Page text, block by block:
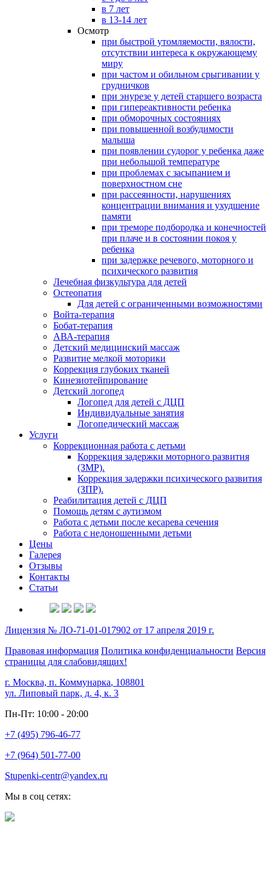
в 7 лет
в 13-14 лет
Осмотр
при быстрой утомляемости, вялости,
отсутствии интереса к окружающему
миру
при частом и обильном срыгивании у
грудничков
при энурезе у детей старшего возраста
при гипереактивности ребенка
при обморочных состояниях
при повышенной возбудимости
малыша
при появлении судорог у ребенка даже
при небольшой температуре
при проблемах с засыпанием и
поверхностном сне
при рассеянности, нарушениях
концентрации внимания и ухудшение
памяти
при треморе подбородка и конечностей
при плаче и в состоянии покоя у
ребенка
при задержке речевого, моторного и
психического развития
Лечебная физкультура для детей
Остеопатия
Для детей с ограниченными возможностями
Войта-терапия
Бобат-терапия
АВА-терапия
Детский медицинский массаж
Развитие мелкой моторики
Коррекция глубоких тканей
Кинезиотейпирование
Детский логопед
Логопед для детей с ДЦП
Индивидуальные занятия
Логопедический массаж
Услуги
Коррекционная работа с детьми
Коррекция задержки моторного развития
(ЗМР).
Коррекция задержки психического развития
(ЗПР).
Реабилитация детей с ДЦП
Помощь детям с аутизмом
Работа с детьми после кесарева сечения
Работа с недоношенными детьми
Цены
Галерея
Отзывы
Контакты
Статьи
Лицензия № ЛО-71-01-017902 от 17 апреля 2019 г.
Правовая информация Политика конфиденциальности Версия
страницы для слабовидящих!
г. Москва, п. Коммунарка, 108801
ул. Липовый парк, д. 4, к. 3
Пн-Пт: 10:00 - 20:00
+7 (495) 796-46-77
+7 (964) 501-77-00
Stupenki-centr@yandex.ru
Мы в соц сетях: